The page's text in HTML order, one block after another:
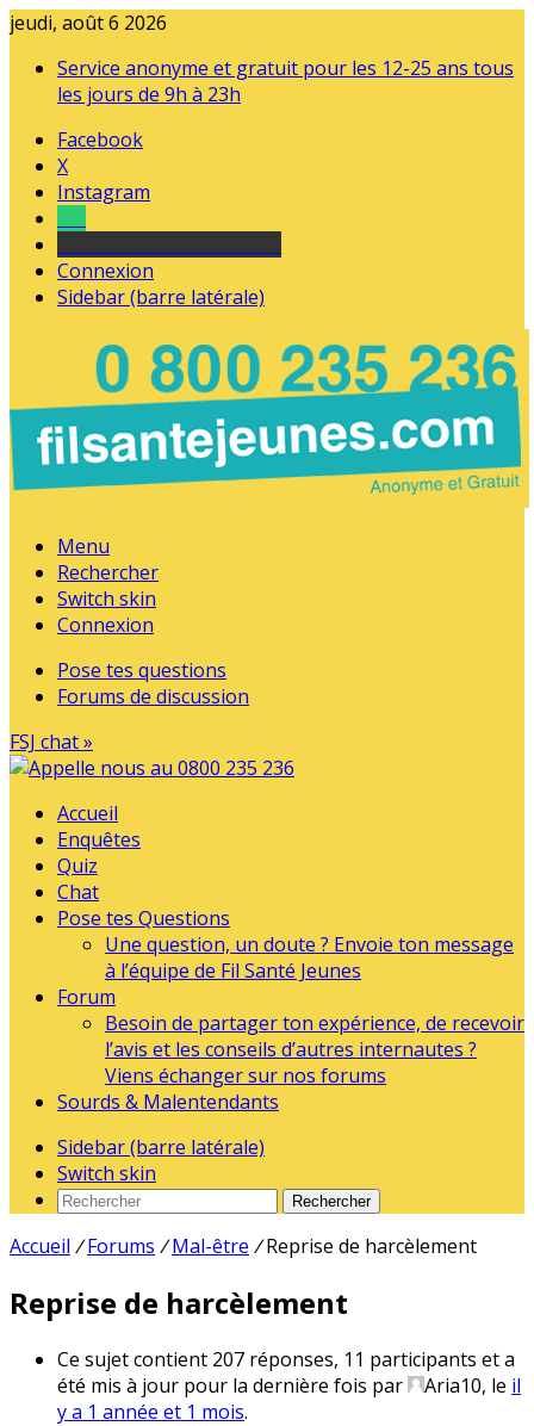
jeudi, août 6 2026
Service anonyme et gratuit pour les 12-25 ans tous
les jours de 9h à 23h
Facebook
X
Instagram
Connexion
Sidebar (barre latérale)
Menu
Rechercher
Switch skin
Connexion
Pose tes questions
Forums de discussion
FSJ chat »
Accueil
Enquêtes
Quiz
Chat
Pose tes Questions
Une question, un doute ? Envoie ton message
à l’équipe de Fil Santé Jeunes
Forum
Besoin de partager ton expérience, de recevoir
l’avis et les conseils d’autres internautes ?
Viens échanger sur nos forums
Sourds & Malentendants
Sidebar (barre latérale)
Switch skin
Rechercher
Accueil / Forums / Mal-être / Reprise de harcèlement
Reprise de harcèlement
Ce sujet contient 207 réponses, 11 participants et a
été mis à jour pour la dernière fois par
Aria10, le il
y a 1 année et 1 mois.